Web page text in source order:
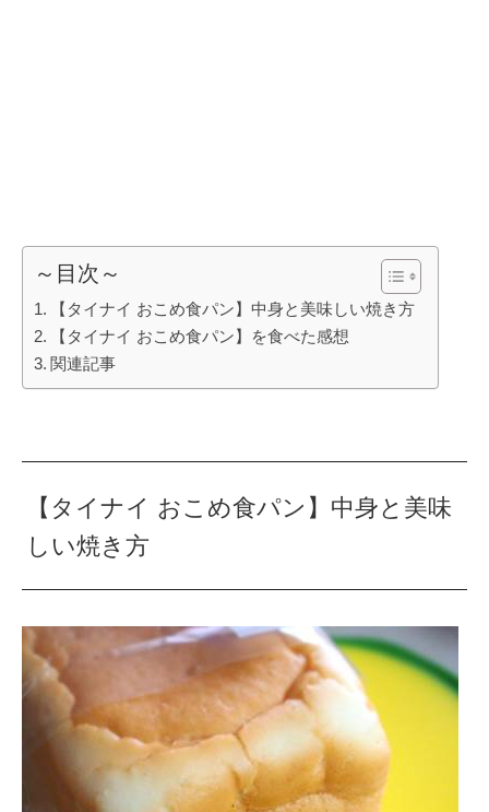
～目次～
【タイナイ おこめ食パン】中身と美味しい焼き方
【タイナイ おこめ食パン】を食べた感想
関連記事
【タイナイ おこめ食パン】中身と美味
しい焼き方